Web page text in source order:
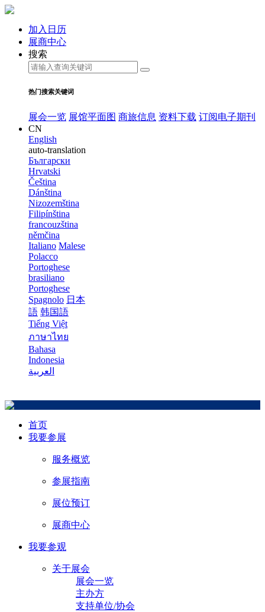
加入日历
展商中心
搜索
热门搜索关键词
展会一览 展馆平面图 商旅信息 资料下载 订阅电子期刊
CN
English
auto-translation
Български
Hrvatski
Čeština
Dánština
Nizozemština
Filipínština
francouzština
němčina
Italiano Malese
Polacco
Portoghese
brasiliano
Portoghese
Spagnolo 日本
語 韩国語
Tiếng Việt
ภาษาไทย
Bahasa
Indonesia
العربية
首页
我要参展
服务概览
参展指南
展位预订
展商中心
我要参观
关于展会
展会一览
主办方
支持单位/协会